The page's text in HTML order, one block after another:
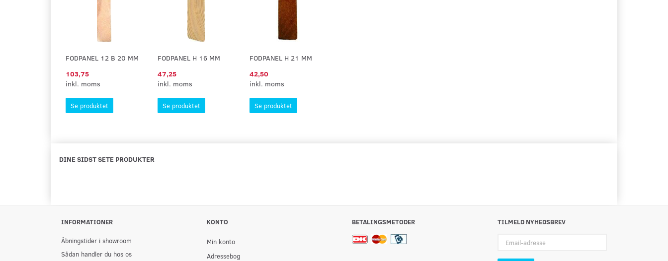
FODPANEL 12 B 20 MM
103,75
inkl. moms
Se produktet
FODPANEL H 16 MM
47,25
inkl. moms
Se produktet
FODPANEL H 21 MM
42,50
inkl. moms
Se produktet
DINE SIDST SETE PRODUKTER
INFORMATIONER
Åbningstider i showroom
Sådan handler du hos os
KONTO
Min konto
Adressebog
BETALINGSMETODER
TILMELD NYHEDSBREV
adresse